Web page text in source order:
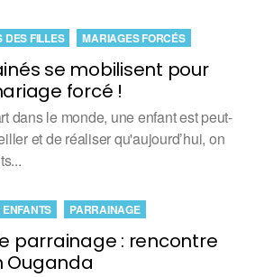
se mobilisent pour
forcé !
DES FILLES MARIAGES FORCÉS
dans le monde, une enfant est peut-
et de réaliser qu'aujourd’hui, on
parrainage : rencontre
Ouganda
PARRAINAGE